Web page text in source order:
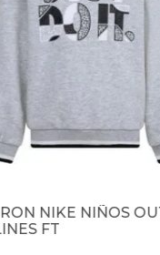
NIKE NIÑOS
FT